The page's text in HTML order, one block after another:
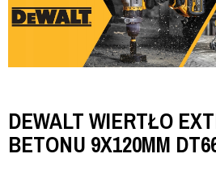
DEWALT WIERTŁO
BETONU 9X120MM